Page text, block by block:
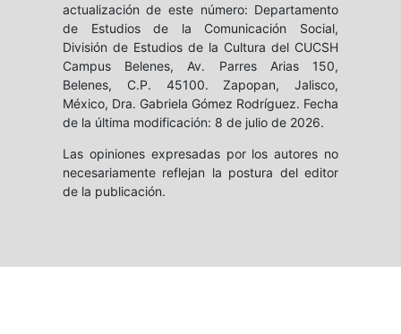
actualización de este número: Departamento
de Estudios de la Comunicación Social,
División de Estudios de la Cultura del CUCSH
Campus Belenes, Av. Parres Arias 150,
Belenes, C.P. 45100. Zapopan, Jalisco,
México, Dra. Gabriela Gómez Rodríguez. Fecha
de la última modificación: 8 de julio de 2026.
Las opiniones expresadas por los autores no
necesariamente reflejan la postura del editor
de la publicación.